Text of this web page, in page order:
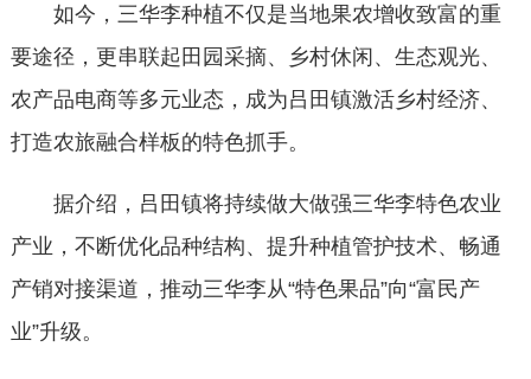
如今，三华李种植不仅是当地果农增收致富的重
要途径，更串联起田园采摘、乡村休闲、生态观光、
农产品电商等多元业态，成为吕田镇激活乡村经济、
打造农旅融合样板的特色抓手。
据介绍，吕田镇将持续做大做强三华李特色农业
产业，不断优化品种结构、提升种植管护技术、畅通
产销对接渠道，推动三华李从“特色果品”向“富民产
业”升级。